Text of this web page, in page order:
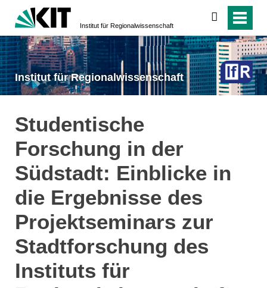
Institut für Regionalwissenschaft
suchen
Institut für Regionalwissenschaft
Studentische
Forschung in der
Südstadt: Einblicke in
die Ergebnisse des
Projektseminars zur
Stadtforschung des
Instituts für